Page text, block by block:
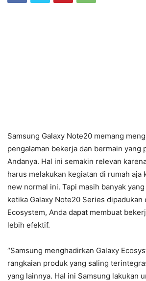
Samsung Galaxy Note20 memang
pengalaman bekerja dan bermain yang
Andanya. Hal ini semakin relevan
harus melakukan kegiatan di rumah aja
new normal ini. Tapi masih banyak
ketika Galaxy Note20 Series dipadukan
Ecosystem, Anda dapat membuat
lebih efektif.
“Samsung menghadirkan Galaxy
rangkaian produk yang saling
yang lainnya. Hal ini Samsung lakukan